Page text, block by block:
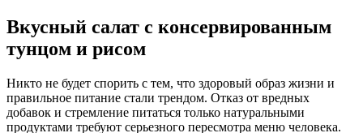
Вкусный салат с консервированным
тунцом и рисом
Никто не будет спорить с тем, что здоровый образ жизни и
правильное питание стали трендом. Отказ от вредных
добавок и стремление питаться только натуральными
продуктами требуют серьезного пересмотра меню человека.